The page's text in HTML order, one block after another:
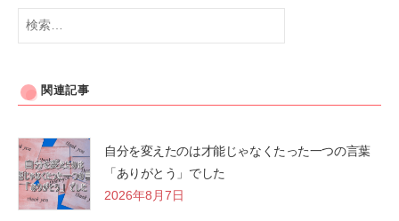
検
関連記事
自分を変えたのは才能じゃなくたった一つの言葉
「ありがとう」でした
2026年8月7日